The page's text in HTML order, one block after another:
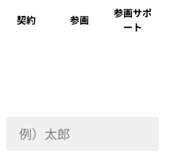
契約 参画
参画サポ
ート